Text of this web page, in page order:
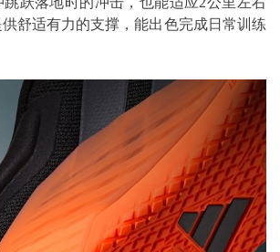
舒适有力的支撑，能出色完成日常训练